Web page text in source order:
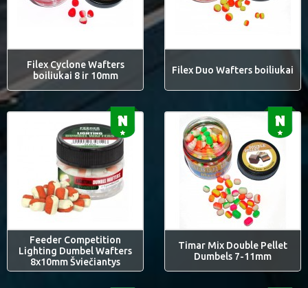
Filex Cyclone Wafters
boiliukai 8 ir 10mm
Filex Duo Wafters boiliukai
Feeder Competition
Lighting Dumbel Wafters
8x10mm Šviečiantys
Timar Mix Double Pellet
Dumbels 7-11mm